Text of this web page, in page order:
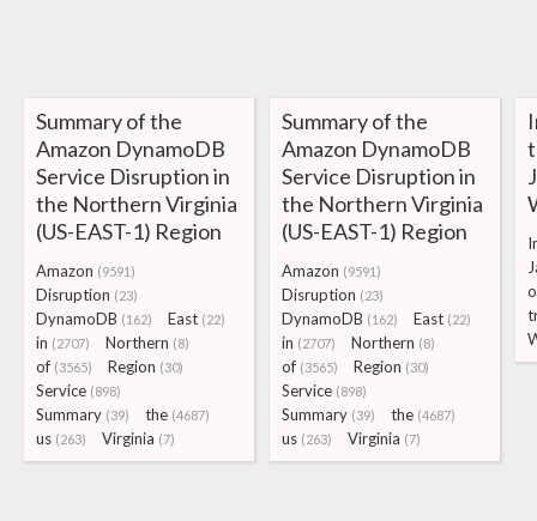
Summary of the
Amazon DynamoDB
Service Disruption in
the Northern Virginia
(US-EAST-1) Region
Amazon (9591)
Disruption (23)
DynamoDB (162) East (22)
in (2707) Northern (8)
of (3565) Region (30)
Service (898)
Summary (39) the (4687)
us (263) Virginia (7)
Summary of the
Amazon DynamoDB
Service Disruption in
the Northern Virginia
(US-EAST-1) Region
Amazon (9591)
Disruption (23)
DynamoDB (162) East (22)
in (2707) Northern (8)
of (3565) Region (30)
Service (898)
Summary (39) the (4687)
us (263) Virginia (7)